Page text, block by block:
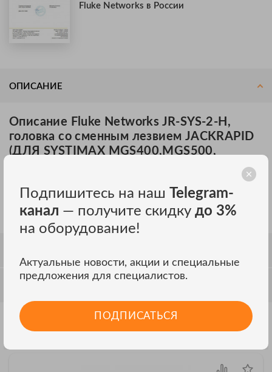
Fluke Networks в России
ОПИСАНИЕ
Описание Fluke Networks JR-SYS-2-H,
головка со сменным лезвием JACKRAPID
(ДЛЯ SYSTIMAX MGS400,MGS500,
Fluke Networks JR-SYS-2-H, головка со сменным лезвием
JACKRAPID (ДЛЯ SYSTIMAX MGS400,MGS500, MFP420,
MFP520)
Другие модели Fluke Networks ВСЕ МОДЕЛИ
Подпишитесь на наш Telegram-
канал — получите скидку до 3%
на оборудование!
Актуальные новости, акции и специальные
предложения для специалистов.
ПОДПИСАТЬСЯ